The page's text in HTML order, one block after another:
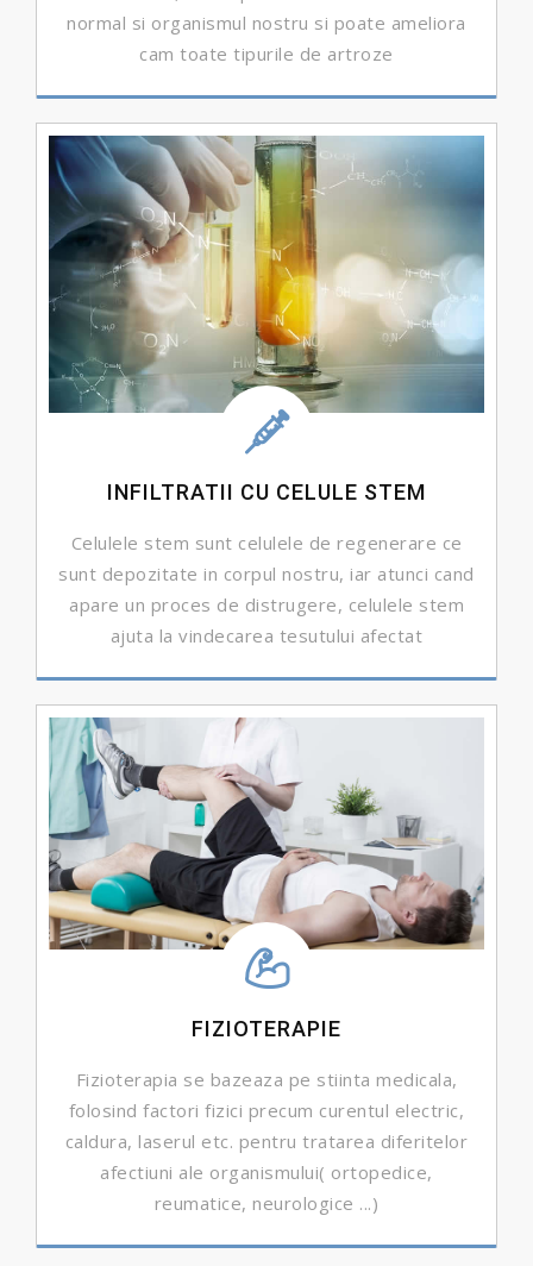
normal si organismul nostru si poate ameliora
cam toate tipurile de artroze
DETALII ...
INFILTRATII CU CELULE STEM
Celulele stem sunt celulele de regenerare ce
sunt depozitate in corpul nostru, iar atunci cand
apare un proces de distrugere, celulele stem
ajuta la vindecarea tesutului afectat
DETALII ...
FIZIOTERAPIE
Fizioterapia se bazeaza pe stiinta medicala,
folosind factori fizici precum curentul electric,
caldura, laserul etc. pentru tratarea diferitelor
afectiuni ale organismului( ortopedice,
reumatice, neurologice ...)